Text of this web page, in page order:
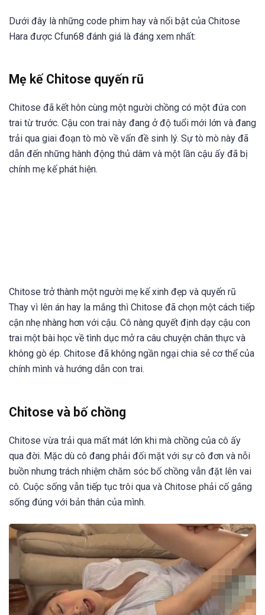
Dưới đây là những code phim hay và nổi bật của Chitose
Hara được Cfun68 đánh giá là đáng xem nhất:
Mẹ kế Chitose quyến rũ
Chitose đã kết hôn cùng một người chồng có một đứa con
trai từ trước. Cậu con trai này đang ở độ tuổi mới lớn và đang
trải qua giai đoạn tò mò về vấn đề sinh lý. Sự tò mò này đã
dẫn đến những hành động thủ dâm và một lần cậu ấy đã bị
chính mẹ kế phát hiện.
Chitose trở thành một người mẹ kế xinh đẹp và quyến rũ
Thay vì lên án hay la mắng thì Chitose đã chọn một cách tiếp
cận nhẹ nhàng hơn với cậu. Cô nàng quyết định dạy cậu con
trai một bài học về tình dục mở ra câu chuyện chân thực và
không gò ép. Chitose đã không ngần ngại chia sẻ cơ thể của
chính mình và hướng dẫn con trai.
Chitose và bố chồng
Chitose vừa trải qua mất mát lớn khi mà chồng của cô ấy
qua đời. Mặc dù cô đang phải đối mặt với sự cô đơn và nỗi
buồn nhưng trách nhiệm chăm sóc bố chồng vẫn đặt lên vai
cô. Cuộc sống vẫn tiếp tục trôi qua và Chitose phải cố gắng
sống đúng với bản thân của mình.